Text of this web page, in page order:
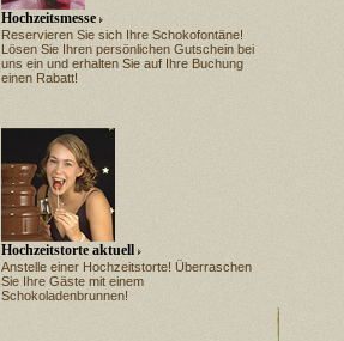
Hochzeitsmesse
Reservieren Sie sich Ihre Schokofontäne!
Lösen Sie Ihren persönlichen Gutschein bei
uns ein und erhalten Sie auf Ihre Buchung
einen Rabatt!
Hochzeitstorte aktuell
Anstelle einer Hochzeitstorte! Überraschen
Sie Ihre Gäste mit einem
Schokoladenbrunnen!